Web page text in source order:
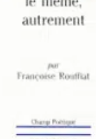
étrangeté (91).
POÉTIQUE 129